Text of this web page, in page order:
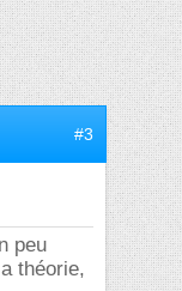
#3
peu
théorie,